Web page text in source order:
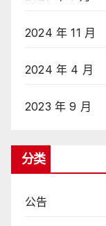
2024 年 11 月
2024 年 4 月
2023 年 9 月
分类
公告